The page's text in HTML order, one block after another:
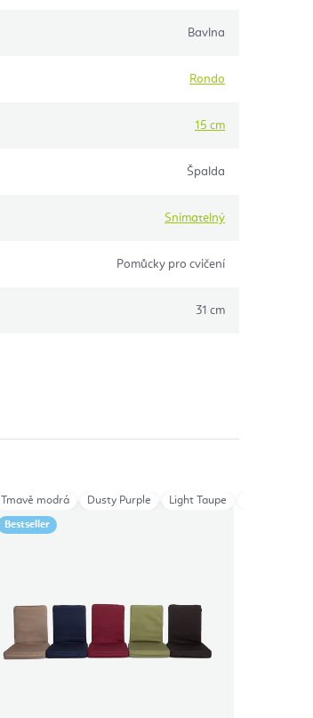
Bavlna
Rondo
15 cm
Špalda
Snímatelný
Pomůcky pro cvičení
31 cm
Taupe Tmavě modrá Zelená Loden
Bestseller
Tmavě modrá Dusty Purple Light Taupe